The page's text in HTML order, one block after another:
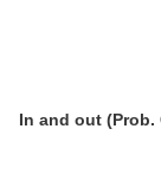
In and out (Prob.